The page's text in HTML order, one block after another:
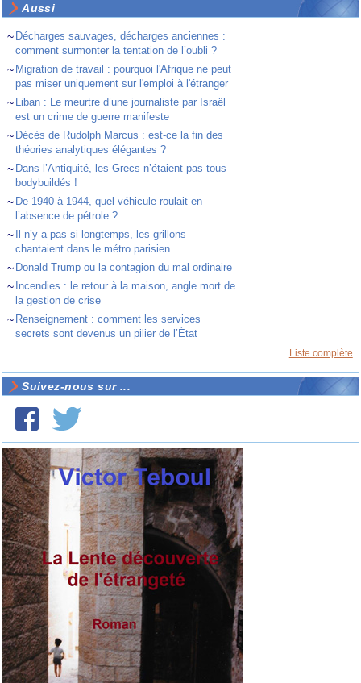
Aussi
~ Décharges sauvages, décharges anciennes :
comment surmonter la tentation de l’oubli ?
~ Migration de travail : pourquoi l'Afrique ne peut
pas miser uniquement sur l'emploi à l'étranger
~ Liban : Le meurtre d’une journaliste par Israël
est un crime de guerre manifeste
~ Décès de Rudolph Marcus : est-ce la fin des
théories analytiques élégantes ?
~ Dans l’Antiquité, les Grecs n’étaient pas tous
bodybuildés !
~ De 1940 à 1944, quel véhicule roulait en
l’absence de pétrole ?
~ Il n’y a pas si longtemps, les grillons
chantaient dans le métro parisien
~ Donald Trump ou la contagion du mal ordinaire
~ Incendies : le retour à la maison, angle mort de
la gestion de crise
~ Renseignement : comment les services
secrets sont devenus un pilier de l’État
Liste complète
Suivez-nous sur ...